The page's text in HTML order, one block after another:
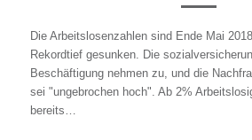
Die Arbeitslosenzahlen sind Ende Mai
Rekordtief gesunken. Die
Beschäftigung nehmen zu, und die
sei "ungebrochen hoch". Ab 2%
bereits…